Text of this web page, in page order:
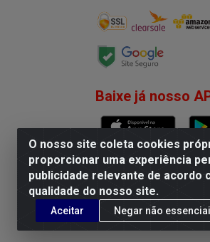
O nosso site coleta cookies
proporcionar uma experiência
publicidade relevante de acordo
qualidade do nosso site.
Aceitar Negar não
Baixe já nosso
G.M.I.